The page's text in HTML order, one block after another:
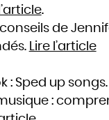
.
conseils de
Lire l’article
: Sped up songs.
musique :